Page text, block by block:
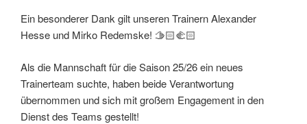
Ein besonderer Dank gilt unseren Trainern Alexander
Hesse und Mirko Redemske! 🫱🏻‍🫲🏻
Als die Mannschaft für die Saison 25/26 ein neues
Trainerteam suchte, haben beide Verantwortung
übernommen und sich mit großem Engagement in den
Dienst des Teams gestellt!